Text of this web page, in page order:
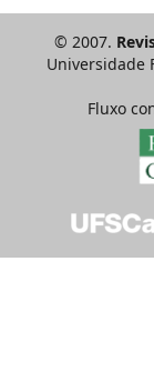
© 2007.
Universidade
Fluxo